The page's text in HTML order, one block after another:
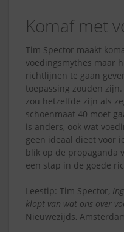
Komaf met
Tim Spector maakt
voedingsmythes maar
richtlijnen te gaan
toepassing zouden
zou hetzelfde zijn als
schoenmaat 40 moet
is anders, ook wat
geen ideaal dieet voor
blik op de propaganda
een stap in de goede
Leestip: Tim Spector,
klopt van wat ons over
Nieuwezijds,